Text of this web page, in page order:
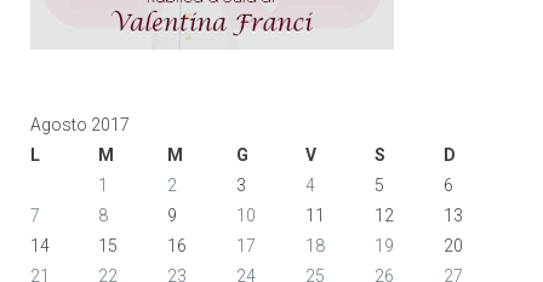
Agosto 2017
L
M M G V S
D
1
2 3 4 5
6
7
8 9 10 11 12
13
14
15 16 17 18 19
20
21
22 23 24 25 26
27